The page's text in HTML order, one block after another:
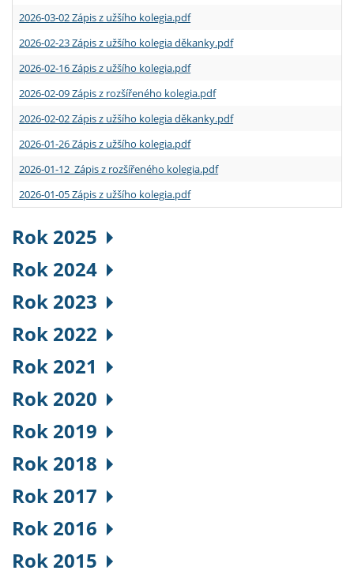
2026-03-02 Zápis z užšího kolegia.pdf
2026-02-23 Zápis z užšího kolegia děkanky.pdf
2026-02-16 Zápis z užšího kolegia.pdf
2026-02-09 Zápis z rozšířeného kolegia.pdf
2026-02-02 Zápis z užšího kolegia děkanky.pdf
2026-01-26 Zápis z užšího kolegia.pdf
2026-01-12 Zápis z rozšířeného kolegia.pdf
2026-01-05 Zápis z užšího kolegia.pdf
Rok 2025
Rok 2024
Rok 2023
Rok 2022
Rok 2021
Rok 2020
Rok 2019
Rok 2018
Rok 2017
Rok 2016
Rok 2015